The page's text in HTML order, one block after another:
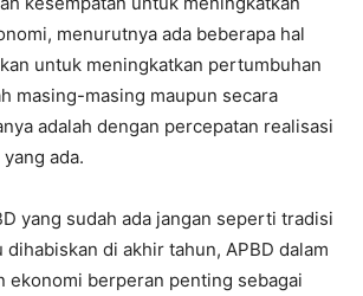
menurutnya ada beberapa hal
untuk meningkatkan pertumbuhan
masing-masing maupun secara
adalah dengan percepatan realisasi
ada.
yang sudah ada jangan seperti tradisi
dihabiskan di akhir tahun, APBD dalam
ekonomi berperan penting sebagai